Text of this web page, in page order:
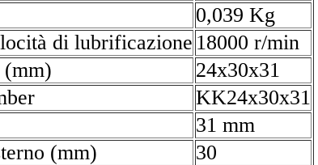
0,039 Kg
di lubrificazione 18000 r/min
(mm)
24x30x31
KK24x30x31
31 mm
(mm)
30